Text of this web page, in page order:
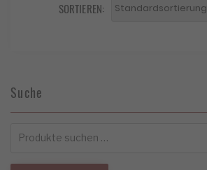
SORTIEREN:
Suche
nach: